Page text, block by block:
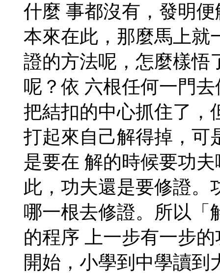
什麼 事都沒有，發明
本來在此，那麼馬上就
證的方法呢，怎麼樣悟
呢？依 六根任何一門
把結扣的中心抓住了，
打起來自己解得掉，可
是要在 解的時候要功
此，功夫還是要修證。
哪一根去修證。所以「
的程序 上一步有一步
開始，小學到中學讀到